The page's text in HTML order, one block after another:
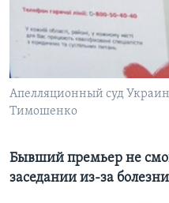
Learning English
Апелляционный суд
Тимошенко
Бывший премьер не
заседании из-за болезни